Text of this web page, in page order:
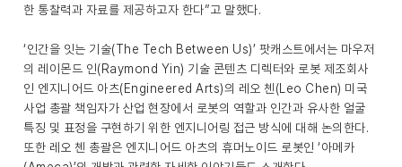
한 통찰력과 자료를 제공하고자 한다”고 말했다.
‘인간을 잇는 기술(The Tech Between Us)’ 팟캐스트에서는 마우저
의 레이몬드 인(Raymond Yin) 기술 콘텐츠 디렉터와 로봇 제조회사
인 엔지니어드 아츠(Engineered Arts)의 레오 첸(Leo Chen) 미국
사업 총괄 책임자가 산업 현장에서 로봇의 역할과 인간과 유사한 얼굴
특징 및 표정을 구현하기 위한 엔지니어링 접근 방식에 대해 논의한다.
또한 레오 첸 총괄은 엔지니어드 아츠의 휴머노이드 로봇인 ‘아메카